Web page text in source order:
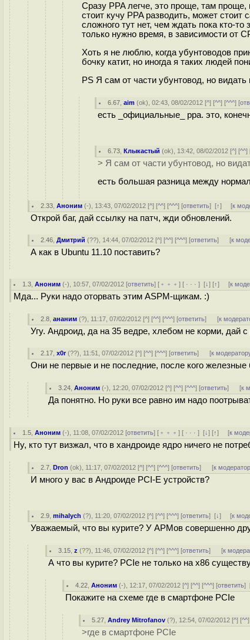
Сразу PPA легче, это проще, там
стоит кучу PPA разводить, может
сложного тут нет, чем ждать пока кто-
только нужно время, в зависимости от
Хоть я не люблю, когда убунтоводов
бочку катит, но иногда я таких людей
PS Я сам от части убунтовод, но видать
6.67 ,aim (ok), 02:43, 08/02/2012 [^] [^^] [^^^] [
есть _официальные_ ppa. это,
6.73 ,Клыкастый (ok), 13:42, 08/02/2012 [^] [^^]
> Я сам от части убунтовод, но
есть большая разница между
2.33 ,Аноним (-), 13:43, 07/02/2012 [^] [^^] [^^^] [ответить][↑] [к
Открой баг, дай ссылку на патч, жди обновлений.
2.46 ,Дмитрий (??), 14:44, 07/02/2012 [^] [^^] [^^^] [ответить] [к
А как в Ubuntu 11.10 поставить?
1.3 ,Аноним (-), 10:57, 07/02/2012 [ответить] [ ﹢﹢﹢] [ · · ·][↓] [↑] [к
Мда... Руки надо оторвать этим ASPM-щикам. :)
2.8 ,ананим (?), 11:17, 07/02/2012 [^] [^^] [^^^] [ответить] [к
Угу. Андроид, да на 35 ведре, хлебом не корми, дай с
2.17 ,x0r(??), 11:51, 07/02/2012 [^] [^^] [^^^] [ответить] [к
Они не первые и не последние, после кого
3.24 ,Аноним (-), 12:20, 07/02/2012 [^] [^^] [^^^] [ответить] [к
Да понятно. Но руки все равно им надо
1.5 ,Аноним (-), 11:08, 07/02/2012 [ответить] [ ﹢﹢﹢] [ · · ·][↓] [↑] [к
Ну, кто тут визжал, что в хандроиде ядро ничего не
2.7 ,Dron (ok), 11:17, 07/02/2012 [^] [^^] [^^^] [ответить] [к
И много у вас в Андроиде PCI-E устройств?
2.9 ,mihalych (?), 11:20, 07/02/2012 [^] [^^] [^^^] [ответить][↓] [к
Уважаемый, что вы курите? У АРМов совершенно
3.15 ,z (??), 11:46, 07/02/2012 [^] [^^] [^^^] [ответить] [к
А что вы курите? PCIe не только на x86
4.22 ,Аноним (-), 12:17, 07/02/2012 [^] [^^] [^^^] [ответить]
Покажите на схеме где в смартфоне PCIe
5.27 ,Andrey Mitrofanov (?), 12:54, 07/02/2012 [^] [^^
>где в смартфоне PCIe